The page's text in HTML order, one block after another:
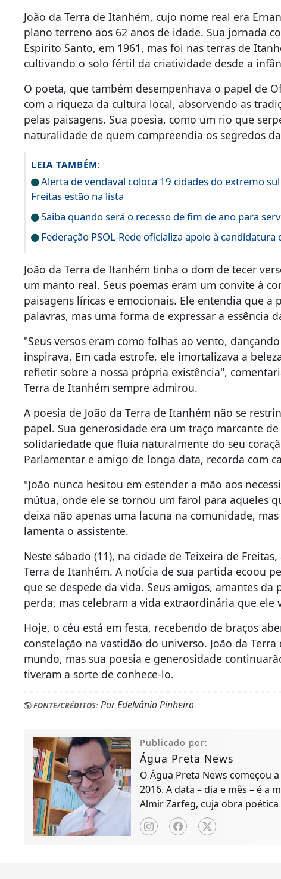
João da Terra de Itanhém, cujo nome real era
plano terreno aos 62 anos de idade. Sua jornada
Espírito Santo, em 1961, mas foi nas terras de
cultivando o solo fértil da criatividade desde a
O poeta, que também desempenhava o papel de
com a riqueza da cultura local, absorvendo as
pelas paisagens. Sua poesia, como um rio que
naturalidade de quem compreendia os segredos
LEIA TAMBÉM:
Alerta de vendaval coloca 19 cidades do extremo
Freitas estão na lista
Saiba quando será o recesso de fim de ano para
Federação PSOL-Rede oficializa apoio à candidatura
João da Terra de Itanhém tinha o dom de tecer
um manto real. Seus poemas eram um convite à
paisagens líricas e emocionais. Ele entendia que a
palavras, mas uma forma de expressar a essência
"Seus versos eram como folhas ao vento,
inspirava. Em cada estrofe, ele imortalizava a
refletir sobre a nossa própria existência",
Terra de Itanhém sempre admirou.
A poesia de João da Terra de Itanhém não se
papel. Sua generosidade era um traço marcante
solidariedade que fluía naturalmente do seu
Parlamentar e amigo de longa data, recorda com
"João nunca hesitou em estender a mão aos
mútua, onde ele se tornou um farol para aqueles
deixa não apenas uma lacuna na comunidade,
lamenta o assistente.
Neste sábado (11), na cidade de Teixeira de
Terra de Itanhém. A notícia de sua partida ecoou
que se despede da vida. Seus amigos, amantes
perda, mas celebram a vida extraordinária que ele
Hoje, o céu está em festa, recebendo de braços
constelação na vastidão do universo. João da
mundo, mas sua poesia e generosidade
tiveram a sorte de conhece-lo.
FONTE/CRÉDITOS: Por Edelvânio Pinheiro
Publicado por:
Água Preta News
O Água Preta News começou
2016. A data – dia e mês – é a
Almir Zarfeg, cuja obra poética
de notícias e entretenimento.